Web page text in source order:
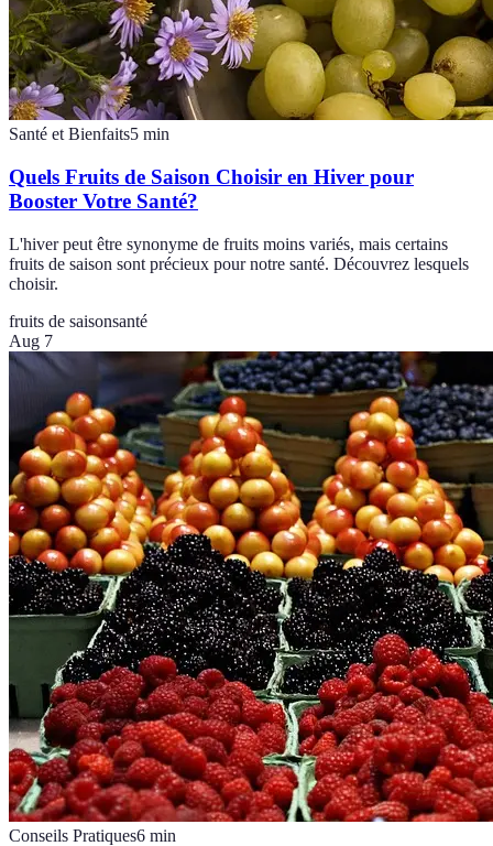
Santé et Bienfaits5 min
Quels Fruits de Saison Choisir en Hiver pour
Booster Votre Santé?
L'hiver peut être synonyme de fruits moins variés, mais certains
fruits de saison sont précieux pour notre santé. Découvrez lesquels
choisir.
fruits de saisonsanté
Aug 7
Conseils Pratiques6 min